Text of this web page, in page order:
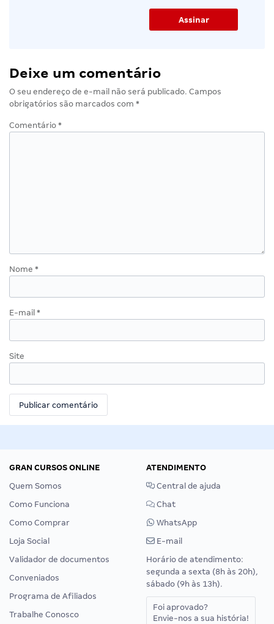
Deixe um comentário
O seu endereço de e-mail não será publicado. Campos
obrigatórios são marcados com *
Comentário *
Nome *
E-mail *
Site
GRAN CURSOS ONLINE
Quem Somos
Como Funciona
Como Comprar
Loja Social
Validador de documentos
Conveniados
Programa de Afiliados
Trabalhe Conosco
ATENDIMENTO
Central de ajuda
Chat
WhatsApp
E-mail
Horário de atendimento:
segunda a sexta (8h às 20h),
sábado (9h às 13h).
Foi aprovado?
Envie-nos a sua história!